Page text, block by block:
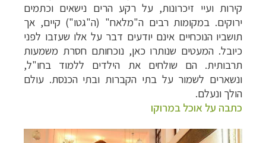
קירות ועיי זיכרונות, על רקע הרים נישאים וכתמים
ירוקים. במקומות רבים ה"מלאח" (ה"גטו") קיים, אך
תושביו הנוכחיים אינם יודעים דבר על אלו שעזבו לפני
כיובל. המעטים שנותרו כאן, נוכחותם חסרת משמעות
תרבותית. הם שולחים את הילדים ללמוד בחו"ל,
ונשארים לשמור על בתי הקברות ובתי הכנסת. עולם
הולך ונעלם.
כתבה על אוכל במרוקו